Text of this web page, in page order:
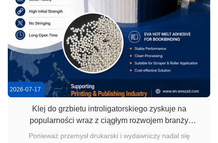
2026-07-17
Klej do grzbietu introligatorskiego zyskuje na
popularności wraz z ciągłym rozwojem branży
poligraficznej i wydawniczej w Azji Południowo-
Ponieważ przemysł drukarski i wydawniczy nadal się